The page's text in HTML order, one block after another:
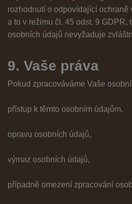
rozhodnutí o odpovídající ochraně
a to v režimu čl. 45 odst. 9 GDPR,
osobních údajů nevyžaduje
9. Vaše práva
Pokud zpracováváme Vaše
přístup k těmto osobním údajům,
opravu osobních údajů,
výmaz osobních údajů,
případně omezení zpracování